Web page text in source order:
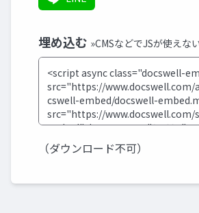
埋め込む »CMSなどでJSが使えな
（ダウンロード不可）